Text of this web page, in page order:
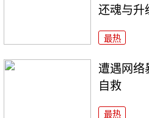
还魂与升
最热
遭遇网络
自救
最热